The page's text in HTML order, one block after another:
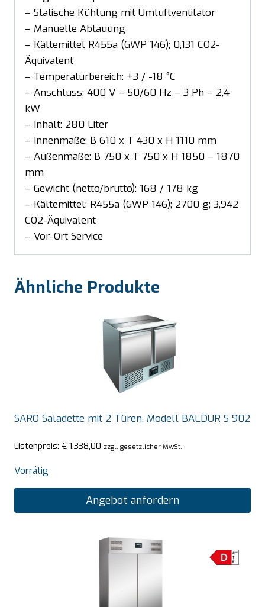
– Statische Kühlung mit Umluftventilator
– Manuelle Abtauung
– Kältemittel R455a (GWP 146); 0,131 CO2-
Äquivalent
– Temperaturbereich: +3 / -18 °C
– Anschluss: 400 V – 50/60 Hz – 3 Ph – 2,4
kW
– Inhalt: 280 Liter
– Innenmaße: B 610 x T 430 x H 1110 mm
– Außenmaße: B 750 x T 750 x H 1850 – 1870
mm
– Gewicht (netto/brutto): 168 / 178 kg
– Kältemittel: R455a (GWP 146); 2700 g; 3,942
CO2-Äquivalent
– Vor-Ort Service
Ähnliche Produkte
SARO Saladette mit 2 Türen, Modell BALDUR S 902
Listenpreis: € 1.338,00 zzgl. gesetzlicher MwSt.
Vorrätig
Angebot anfordern